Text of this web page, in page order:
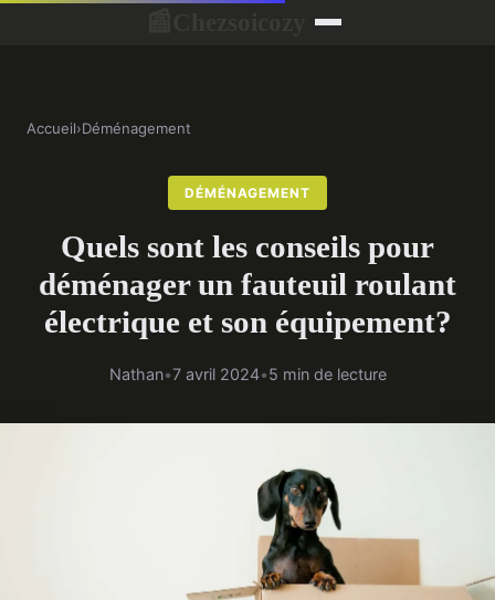
Accueil›Déménagement
DÉMÉNAGEMENT
Quels sont les conseils pour
déménager un fauteuil roulant
électrique et son équipement?
Nathan•7 avril 2024•5 min de lecture